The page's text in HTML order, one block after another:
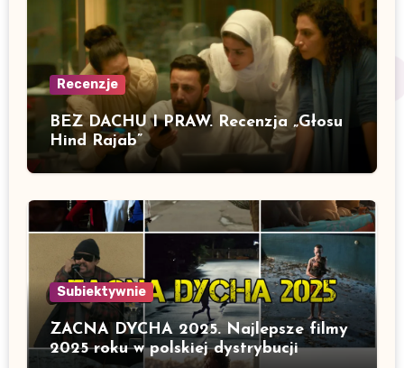
Recenzje
BEZ DACHU I PRAW. Recenzja „Głosu
Hind Rajab”
Subiektywnie
ZACNA DYCHA 2025. Najlepsze filmy
2025 roku w polskiej dystrybucji